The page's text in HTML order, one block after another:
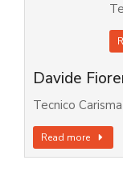
Davide
Tecnico
Read more